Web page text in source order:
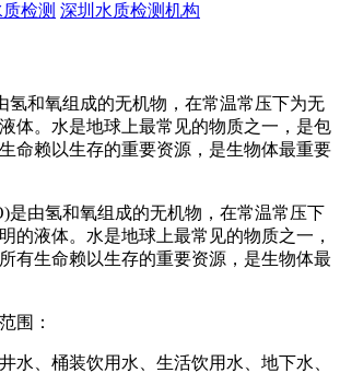
检测 深圳水质检测机构
氢和氧组成的无机物，在常温常压下为无
体。水是地球上最常见的物质之一，是包
命赖以生存的重要资源，是生物体最重要
由氢和氧组成的无机物，在常温常压下
的液体。水是地球上最常见的物质之一，
有生命赖以生存的重要资源，是生物体最
范围：
、桶装饮用水、生活饮用水、地下水、